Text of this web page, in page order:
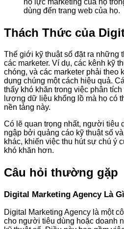
nỗ lực marketing của họ
dùng đến trang web của họ.
Thách Thức của
Thế giới kỹ thuật số đặt ra những
các marketer. Ví dụ, các kênh kỹ
chóng, và các marketer phải theo
dụng chúng một cách hiệu quả.
thấy khó khăn trong việc phân
lượng dữ liệu khổng lồ mà họ có
nền tảng này.
Có lẽ quan trọng nhất, người tiêu
ngập bởi quảng cáo kỹ thuật số
khác, khiến việc thu hút sự chú ý
khó khăn hơn.
Câu hỏi thường gặp
Digital Marketing Agency Là
Digital Marketing Agency là một
cho người tiêu dùng hoặc doanh